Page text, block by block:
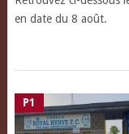
en date du 8 août.
P1